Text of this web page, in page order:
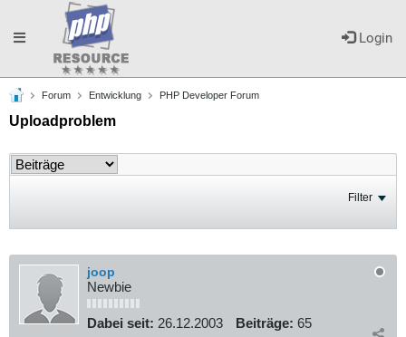
Login
Toggle
navigation
Forum Entwicklung PHP Developer Forum
Uploadproblem
Filter
joop
Newbie
Dabei seit: 26.12.2003 Beiträge: 65